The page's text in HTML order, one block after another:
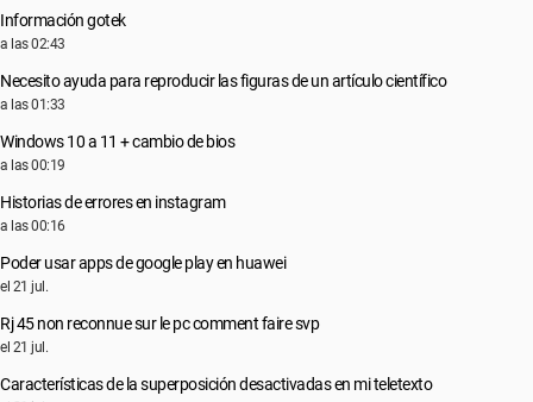
Información gotek
a las 02:43
Necesito ayuda para reproducir las figuras de un artículo científico
a las 01:33
Windows 10 a 11 + cambio de bios
a las 00:19
Historias de errores en instagram
a las 00:16
Poder usar apps de google play en huawei
el 21 jul.
Rj 45 non reconnue sur le pc comment faire svp
el 21 jul.
Características de la superposición desactivadas en mi teletexto